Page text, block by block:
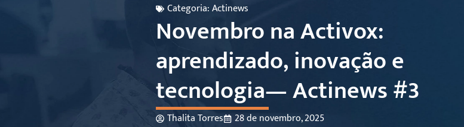
Categoria:Actinews
Novembro na Activox:
aprendizado, inovação e
tecnologia— Actinews #3
Thalita Torres 28 de novembro, 2025